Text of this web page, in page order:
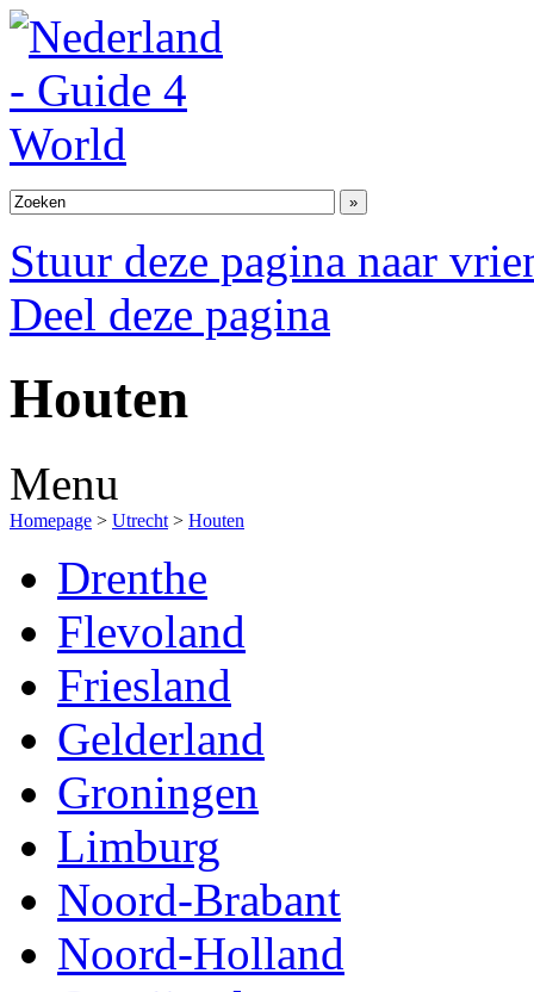
Stuur deze pagina naar
Deel deze pagina
Houten
Menu
Homepage > Utrecht > Houten
Drenthe
Flevoland
Friesland
Gelderland
Groningen
Limburg
Noord-Brabant
Noord-Holland